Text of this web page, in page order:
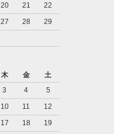
20 21
22
27 28
29
木 金
土
3 4
5
10 11
12
17 18
19